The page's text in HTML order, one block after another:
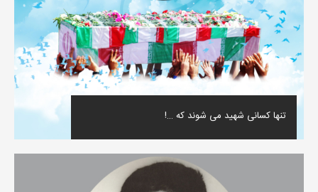
تنها کسانی شهید می شوند که …!